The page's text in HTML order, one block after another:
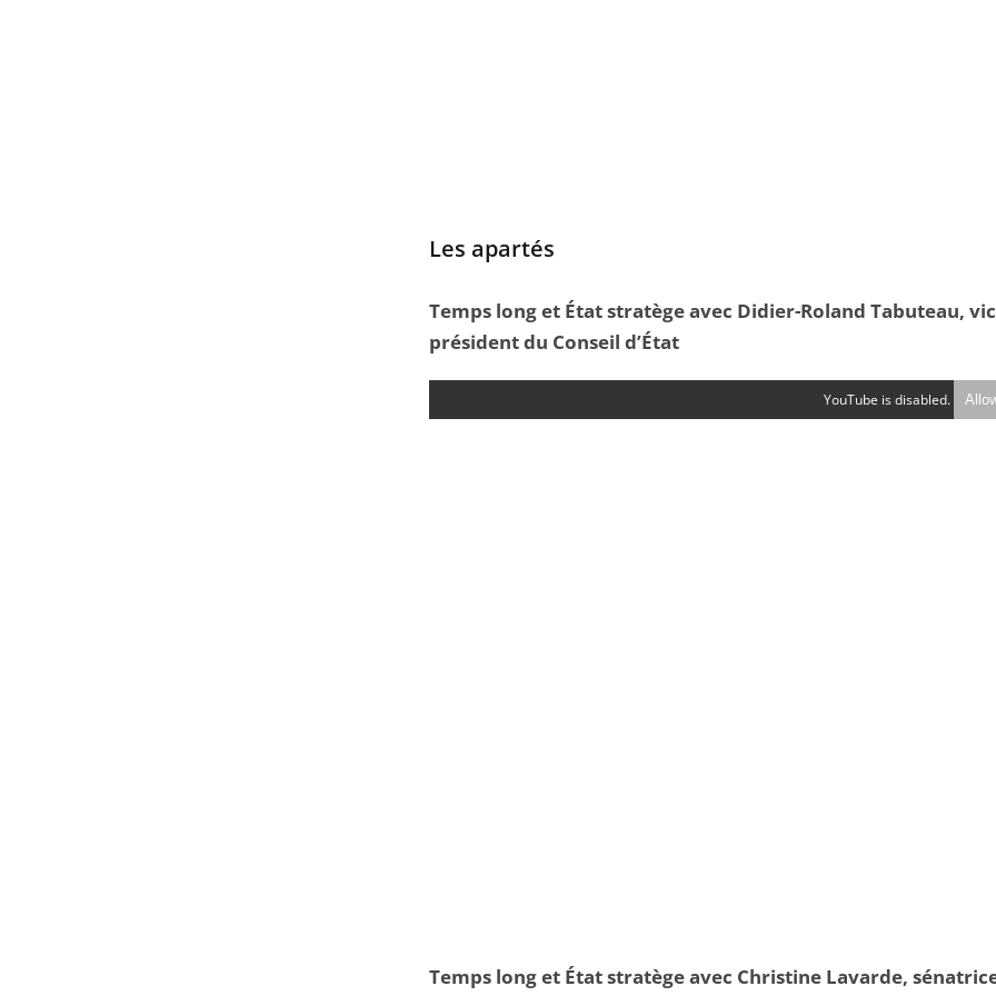
Les apartés
Temps long et État stratège avec Didier-Roland Tabuteau,
président du Conseil d’État
YouTube is disabled.
Temps long et État stratège avec Christine Lavarde,